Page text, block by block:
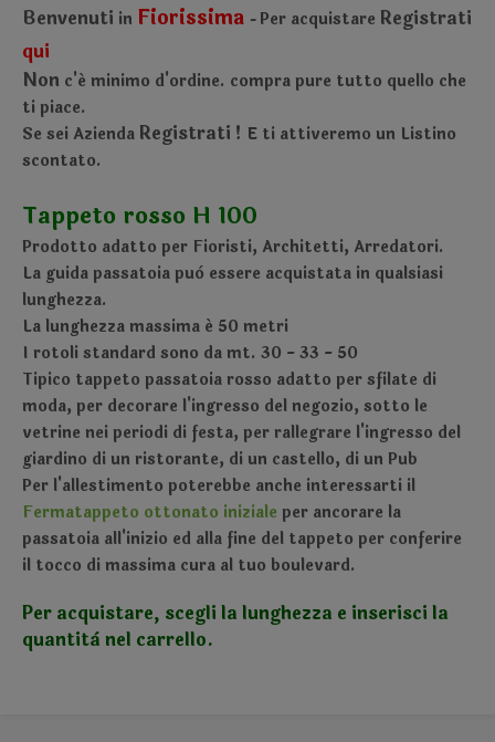
Benvenuti in Fiorissima - Per acquistare Registrati
qui
Non c'é minimo d'ordine. compra pure tutto quello che
ti piace.
Se sei Azienda Registrati ! E ti attiveremo un Listino
scontato.
Tappeto rosso H 100
Prodotto adatto per Fioristi, Architetti, Arredatori.
La guida passatoia può essere acquistata in qualsiasi
lunghezza.
La lunghezza massima é 50 metri
I rotoli standard sono da mt. 30 - 33 - 50
Tipico tappeto passatoia rosso adatto per sfilate di
moda, per decorare l'ingresso del negozio, sotto le
vetrine nei periodi di festa, per rallegrare l'ingresso del
giardino di un ristorante, di un castello, di un Pub
Per l'allestimento poterebbe anche interessarti il
Fermatappeto ottonato iniziale per ancorare la
passatoia all'inizio ed alla fine del tappeto per conferire
il tocco di massima cura al tuo boulevard.
Per acquistare, scegli la lunghezza e inserisci la
quantità nel carrello.